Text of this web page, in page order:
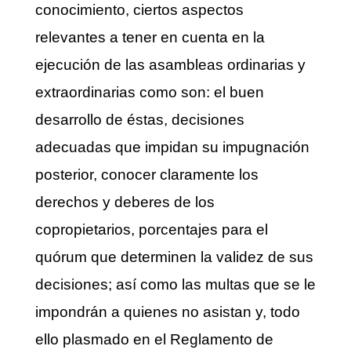
conocimiento, ciertos aspectos
relevantes a tener en cuenta en la
ejecución de las asambleas ordinarias y
extraordinarias como son: el buen
desarrollo de éstas, decisiones
adecuadas que impidan su impugnación
posterior, conocer claramente los
derechos y deberes de los
copropietarios, porcentajes para el
quórum que determinen la validez de sus
decisiones; así como las multas que se le
impondrán a quienes no asistan y, todo
ello plasmado en el Reglamento de